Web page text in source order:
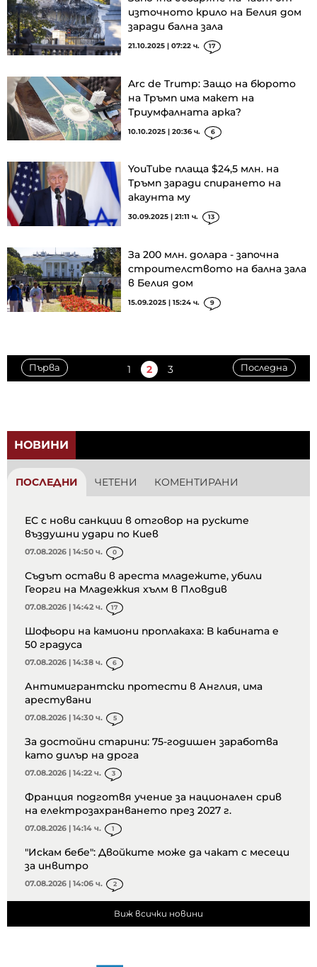
източното крило на Белия дом
заради бална зала
21.10.2025 | 07:22 ч. 17
Arc de Trump: Защо на бюрото
на Тръмп има макет на
Триумфалната арка?
10.10.2025 | 20:36 ч. 6
YouTube плаща $24,5 млн. на
Тръмп заради спирането на
акаунта му
30.09.2025 | 21:11 ч. 13
За 200 млн. долара - започна
строителството на бална зала
в Белия дом
15.09.2025 | 15:24 ч. 9
Първа 1 2 3 Последна
НОВИНИ
ПОСЛЕДНИ ЧЕТЕНИ КОМЕНТИРАНИ
ЕС с нови санкции в отговор на руските
въздушни удари по Киев
07.08.2026 | 14:50 ч. 0
Съдът остави в ареста младежите, убили
Георги на Младежкия хълм в Пловдив
07.08.2026 | 14:42 ч. 17
Шофьори на камиони проплакаха: В кабината е
50 градуса
07.08.2026 | 14:38 ч. 6
Антимигрантски протести в Англия, има
арестувани
07.08.2026 | 14:30 ч. 5
За достойни старини: 75-годишен заработва
като дилър на дрога
07.08.2026 | 14:22 ч. 3
Франция подготвя учение за национален срив
на електрозахранването през 2027 г.
07.08.2026 | 14:14 ч. 1
"Искам бебе": Двойките може да чакат с месеци
за инвитро
07.08.2026 | 14:06 ч. 2
Виж всички новини